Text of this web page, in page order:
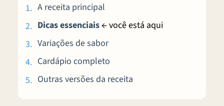
A receita principal
Dicas essenciais← você está aqui
Variações de sabor
Cardápio completo
Outras versões da receita